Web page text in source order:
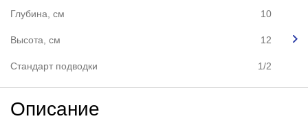
Глубина, см 10
Высота, см 12
Стандарт подводки 1/2
Описание